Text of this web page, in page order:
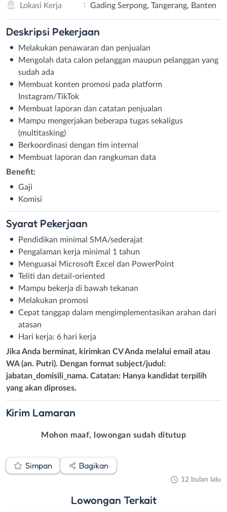
Lokasi Kerja
: Gading Serpong, Tangerang, Banten
Deskripsi Pekerjaan
Melakukan penawaran dan penjualan
Mengolah data calon pelanggan maupun pelanggan yang
sudah ada
Membuat konten promosi pada platform
Instagram/TikTok
Membuat laporan dan catatan penjualan
Mampu mengerjakan beberapa tugas sekaligus
(multitasking)
Berkoordinasi dengan tim internal
Membuat laporan dan rangkuman data
Benefit:
Gaji
Komisi
Syarat Pekerjaan
Pendidikan minimal SMA/sederajat
Pengalaman kerja minimal 1 tahun
Menguasai Microsoft Excel dan PowerPoint
Teliti dan detail-oriented
Mampu bekerja di bawah tekanan
Melakukan promosi
Cepat tanggap dalam mengimplementasikan arahan dari
atasan
Hari kerja: 6 hari kerja
Jika Anda berminat, kirimkan CV Anda melalui email atau
WA (an. Putri). Dengan format subject/judul:
jabatan_domisili_nama. Catatan: Hanya kandidat terpilih
yang akan diproses.
Kirim Lamaran
Mohon maaf, lowongan sudah ditutup
Simpan Bagikan
12 bulan lalu
Lowongan Terkait